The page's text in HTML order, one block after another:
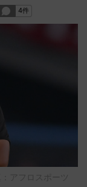
アフロスポーツ